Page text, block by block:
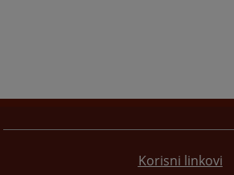
Korisni linkovi